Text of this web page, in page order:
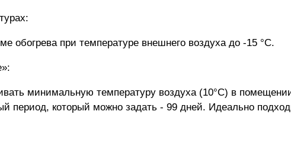
обогрева при температуре внешнего воздуха до -15 °C.
минимальную температуру воздуха (10°С) в
период, который можно задать - 99 дней. Идеально